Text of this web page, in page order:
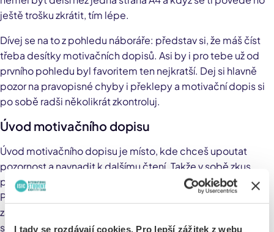
I tady se rozdávají cookies. Pro lepší zážitek z webu
ještě trošku zkrátit, tím lépe.
Dívej se na to z pohledu náboráře: představ si, že máš číst
třeba desítky motivačních dopisů. Asi by i pro tebe už od
prvního pohledu byl favoritem ten nejkratší. Dej si hlavně
pozor na pravopisné chyby i překlepy a motivační dopis si
po sobě radši několikrát zkontroluj.
Úvod motivačního dopisu
Úvod motivačního dopisu je místo, kde chceš upoutat
pozornost a navnadit k dalšímu čtení. Takže v sobě zkus
probudit spícího kreativce a dát do toho všechny svoje síly.
První věta by měla být neotřelá a hýřit energií, takže
zapomeň na otřepané, obecné fráze. V téhle části dopisu
se představ, objasni, proč píšeš, a napiš, odkud víš o